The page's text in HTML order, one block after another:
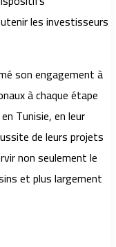
les investisseurs
son engagement à
à chaque étape
Tunisie, en leur
de leurs projets
non seulement le
et plus largement